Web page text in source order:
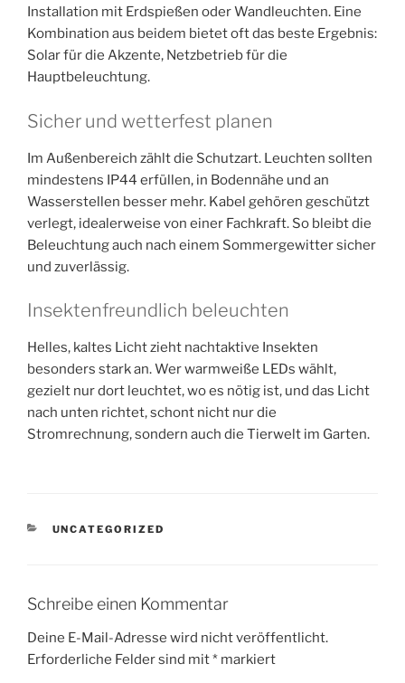
Installation mit Erdspießen oder Wandleuchten. Eine
Kombination aus beidem bietet oft das beste Ergebnis:
Solar für die Akzente, Netzbetrieb für die
Hauptbeleuchtung.
Sicher und wetterfest planen
Im Außenbereich zählt die Schutzart. Leuchten sollten
mindestens IP44 erfüllen, in Bodennähe und an
Wasserstellen besser mehr. Kabel gehören geschützt
verlegt, idealerweise von einer Fachkraft. So bleibt die
Beleuchtung auch nach einem Sommergewitter sicher
und zuverlässig.
Insektenfreundlich beleuchten
Helles, kaltes Licht zieht nachtaktive Insekten
besonders stark an. Wer warmweiße LEDs wählt,
gezielt nur dort leuchtet, wo es nötig ist, und das Licht
nach unten richtet, schont nicht nur die
Stromrechnung, sondern auch die Tierwelt im Garten.
KATEGORIEN
UNCATEGORIZED
Schreibe einen Kommentar
Deine E-Mail-Adresse wird nicht veröffentlicht.
Erforderliche Felder sind mit* markiert